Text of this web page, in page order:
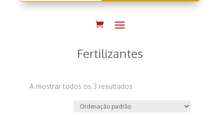
Fertilizantes
A mostrar todos os 3 resultados